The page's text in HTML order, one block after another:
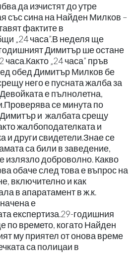
да изчистят до утре
със сина на Найден Милков –
фактите в
„24 часа”.В неделя ще
Димитър ше остане
„24 часа” пръв
обед Димитър Милков бе
него е пусната жалба за
е пълнолетна,
се минута по
и жалбата срещу
жалбоподателката и
и други свидетели.Знае се
са били в заведение,
излязло доброволно. Какво
обаче след това е въпрос на
включително и как
в апаратамент в ж.к.
е
експертиза.29-годишния
по времето, когато Найден
му приятел от онова време
са полицаи в